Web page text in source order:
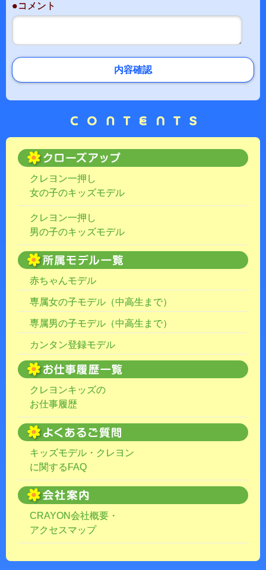
●コメント
内容確認
クレヨン一押し
女の子のキッズモデル
クレヨン一押し
男の子のキッズモデル
赤ちゃんモデル
専属女の子モデル（中高生まで）
専属男の子モデル（中高生まで）
カンタン登録モデル
クレヨンキッズの
お仕事履歴
キッズモデル・クレヨン
に関するFAQ
CRAYON会社概要・
アクセスマップ